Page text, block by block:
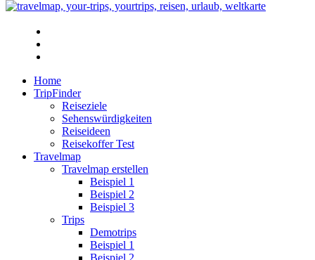
Home
TripFinder
Reiseziele
Sehenswürdigkeiten
Reiseideen
Reisekoffer Test
Travelmap
Travelmap erstellen
Beispiel 1
Beispiel 2
Beispiel 3
Trips
Demotrips
Beispiel 1
Beispiel 2